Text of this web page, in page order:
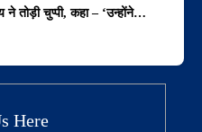
ने तोड़ी चुप्पी, कहा – ‘उन्होंने…
Here